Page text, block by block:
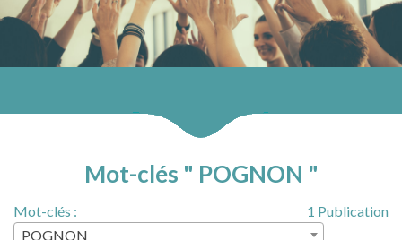
Mot-clés " POGNON "
1 Publication
Mot-clés :
POGNON